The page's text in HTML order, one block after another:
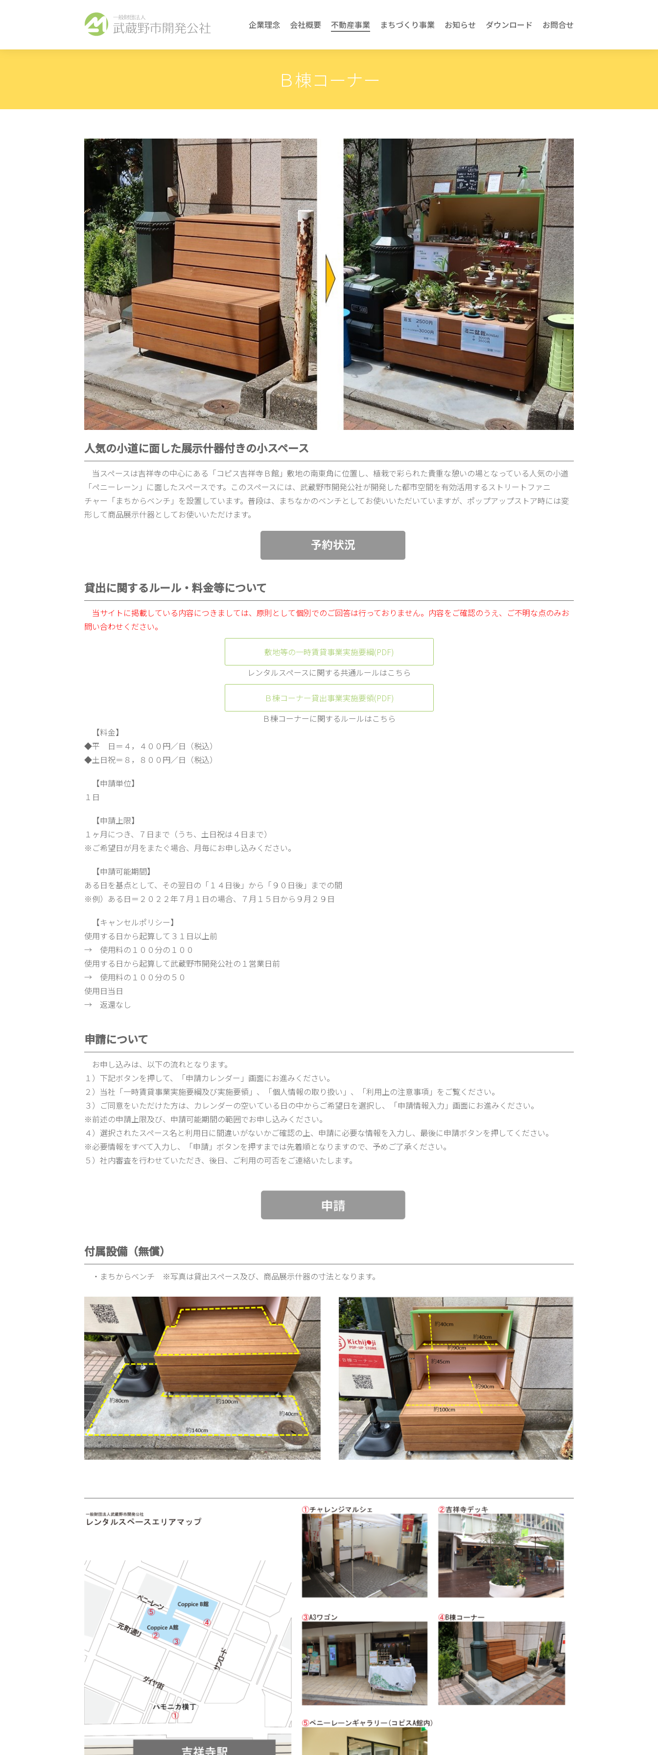
企業理念 会社概要 不動産事業 まちづくり事業 お知らせ ダウンロード お問合せ
Ｂ棟コーナー
人気の小道に面した展示什器付きの小スペース
当スペースは吉祥寺の中心にある「コピス吉祥寺Ｂ館」敷地の南東角に位置し、植栽で彩られた貴重な憩いの場となっている人気の小道
「ペニーレーン」に面したスペースです。このスペースには、武蔵野市開発公社が開発した都市空間を有効活用するストリートファニ
チャー「まちからベンチ」を設置しています。普段は、まちなかのベンチとしてお使いいただいていますが、ポップアップストア時には変
形して商品展示什器としてお使いいただけます。
貸出に関するルール・料金等について
当サイトに掲載している内容につきましては、原則として個別でのご回答は行っておりません。内容をご確認のうえ、ご不明な点のみお
問い合わせください。
敷地等の一時賃貸事業実施要綱(PDF)
レンタルスペースに関する共通ルールはこちら
Ｂ棟コーナー貸出事業実施要領(PDF)
Ｂ棟コーナーに関するルールはこちら
【料金】
◆平 日＝４，４００円／日（税込）
◆土日祝＝８，８００円／日（税込）
【申請単位】
１日
【申請上限】
１ヶ月につき、７日まで（うち、土日祝は４日まで）
※ご希望日が月をまたぐ場合、月毎にお申し込みください。
【申請可能期間】
ある日を基点として、その翌日の「１４日後」から「９０日後」までの間
※例）ある日＝２０２２年７月１日の場合、７月１５日から９月２９日
【キャンセルポリシー】
使用する日から起算して３１日以上前
→ 使用料の１００分の１００
使用する日から起算して武蔵野市開発公社の１営業日前
→ 使用料の１００分の５０
使用日当日
→ 返還なし
申請について
お申し込みは、以下の流れとなります。
１）下記ボタンを押して、「申請カレンダー」画面にお進みください。
２）当社「一時賃貸事業実施要綱及び実施要領」、「個人情報の取り扱い」、「利用上の注意事項」をご覧ください。
３）ご同意をいただけた方は、カレンダーの空いている日の中からご希望日を選択し、「申請情報入力」画面にお進みください。
※前述の申請上限及び、申請可能期間の範囲でお申し込みください。
４）選択されたスペース名と利用日に間違いがないかご確認の上、申請に必要な情報を入力し、最後に申請ボタンを押してください。
※必要情報をすべて入力し、「申請」ボタンを押すまでは先着順となりますので、予めご了承ください。
５）社内審査を行わせていただき、後日、ご利用の可否をご連絡いたします。
付属設備（無償）
・まちからベンチ ※写真は貸出スペース及び、商品展示什器の寸法となります。